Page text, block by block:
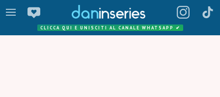
CLICCA QUI E UNISCITI AL CANALE WHATSAPP ✔